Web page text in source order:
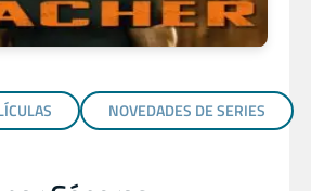
NOVEDADES DE SERIES